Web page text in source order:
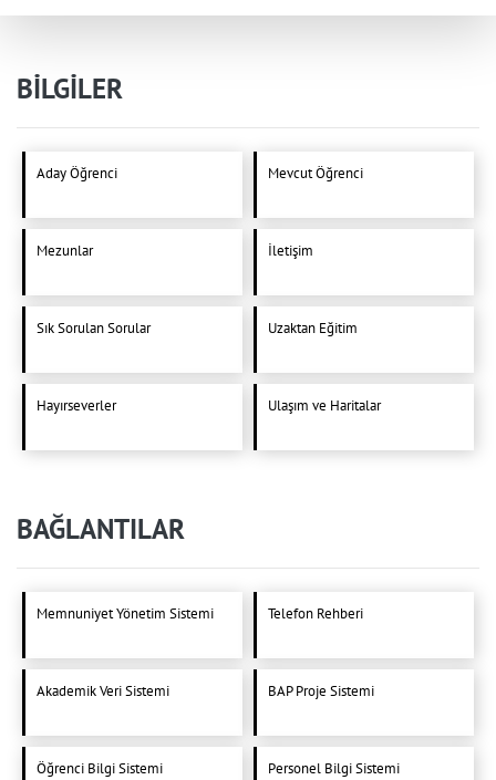
BİLGİLER
Aday Öğrenci Mevcut Öğrenci
Mezunlar İletişim
Sık Sorulan Sorular Uzaktan Eğitim
Hayırseverler Ulaşım ve Haritalar
BAĞLANTILAR
Memnuniyet Yönetim Sistemi Telefon Rehberi
Akademik Veri Sistemi BAP Proje Sistemi
Öğrenci Bilgi Sistemi Personel Bilgi Sistemi